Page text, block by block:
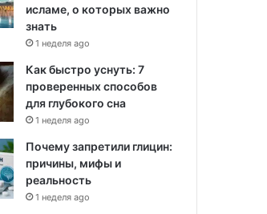
исламе, о которых важно
знать
1 неделя ago
Как быстро уснуть: 7
проверенных способов
для глубокого сна
1 неделя ago
Почему запретили глицин:
причины, мифы и
реальность
1 неделя ago